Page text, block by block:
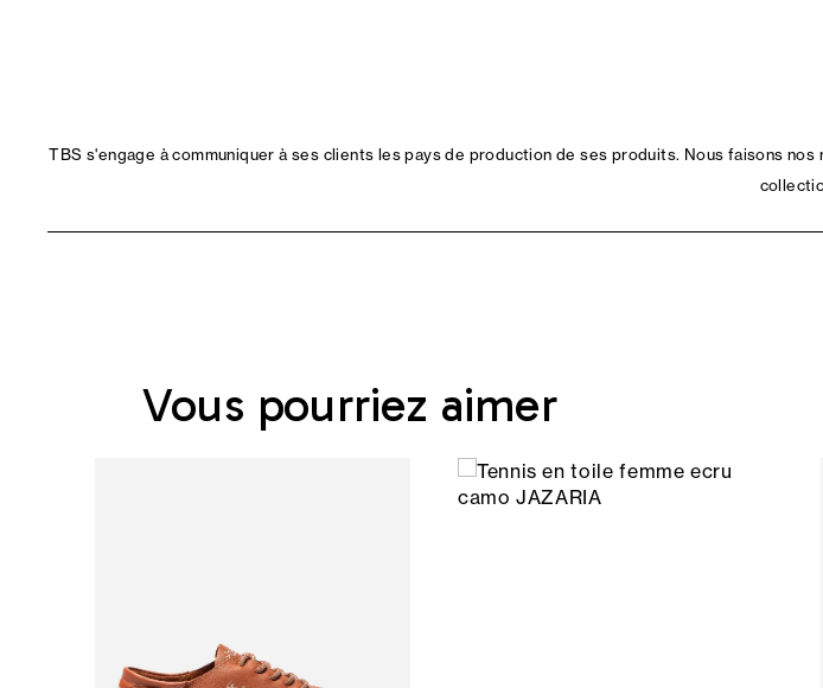
TBS s'engage à communiquer à ses clients les pays de production de ses produits. Nous faisons
Vous pourriez aimer